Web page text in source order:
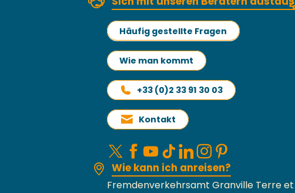
Häufig gestellte Fragen
Wie man kommt
+33 (0)2 33 91 30 03
Kontakt
Wie kann ich anreisen?
Fremdenverkehrsamt Granville Terre